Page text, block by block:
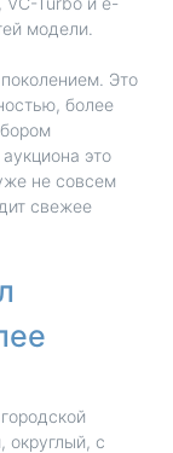
модели.
Это
более
это
не совсем
свежее
округлый, с